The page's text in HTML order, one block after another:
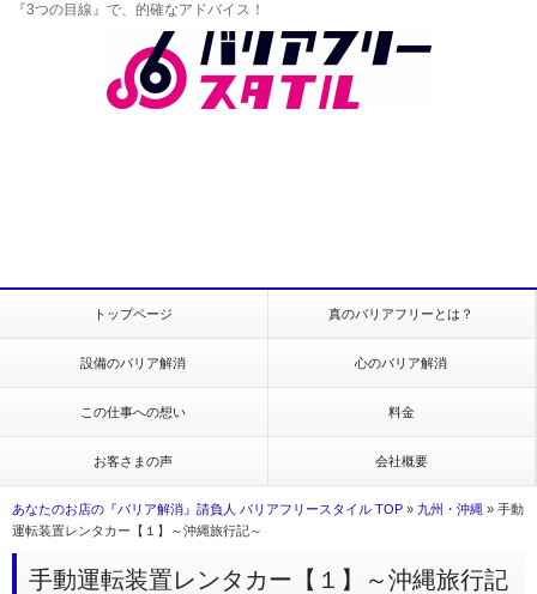
『3つの目線』で、的確なアドバイス！
トップページ 真のバリアフリーとは？
設備のバリア解消 心のバリア解消
この仕事への想い 料金
お客さまの声 会社概要
あなたのお店の『バリア解消』請負人 バリアフリースタイル TOP » 九州・沖縄 » 手動
運転装置レンタカー【１】～沖縄旅行記～
手動運転装置レンタカー【１】～沖縄旅行記